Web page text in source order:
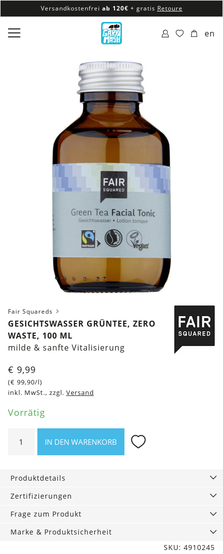
Versandkostenfrei ab 120€ + gratis Retoure
100% veganes & fair produziertes Sortiment
Versandkostenfrei ab 120€
en
Fair Squareds
GESICHTSWASSER GRÜNTEE, ZERO
WASTE, 100 ML
milde & sanfte Vitalisierung
€ 9,99
(€ 99,90/l)
inkl. MwSt., zzgl. Versand
Vorrätig
Grüntee,
100
ml
IN DEN WARENKORB
Produktdetails
Zertifizierungen
Frage zum Produkt
Marke & Produktsicherheit
SKU: 4910245